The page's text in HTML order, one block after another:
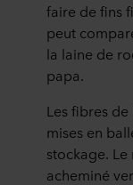
faire de fins
peut
la laine de
papa.
Les fibres
mises en
stockage.
acheminé